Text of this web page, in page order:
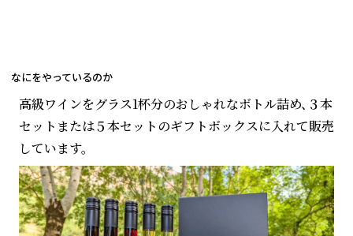
なにをやっているのか
高級ワインをグラス1杯分のおしゃれなボトル詰め、３本
セットまたは５本セットのギフトボックスに入れて販売
しています。